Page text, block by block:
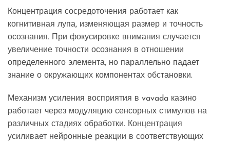
Концентрация сосредоточения работает как
когнитивная лупа, изменяющая размер и точность
осознания. При фокусировке внимания случается
увеличение точности осознания в отношении
определенного элемента, но параллельно падает
знание о окружающих компонентах обстановки.
Механизм усиления восприятия в vavada казино
работает через модуляцию сенсорных стимулов на
различных стадиях обработки. Концентрация
усиливает нейронные реакции в соответствующих